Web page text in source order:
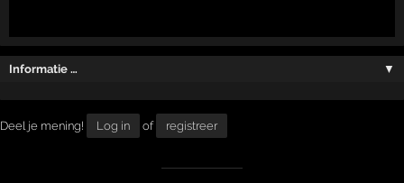
Informatie … ▼
Deel je mening! Log in of registreer